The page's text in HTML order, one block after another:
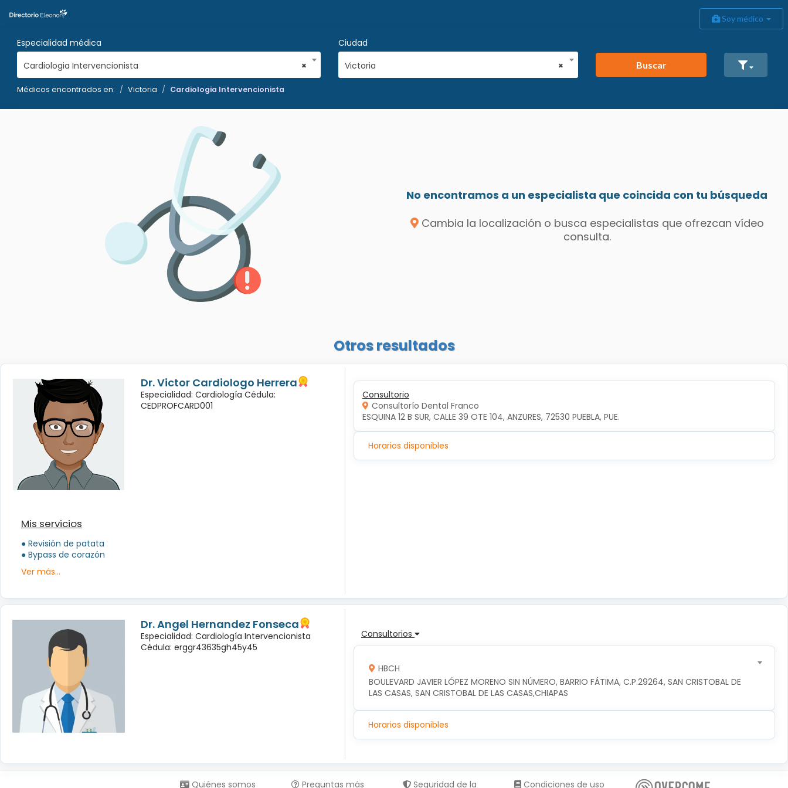
Soy médico
Especialidad médica
×
Cardiologia Intervencionista
Ciudad
×
Victoria Buscar
Médicos encontrados en: Victoria Cardiologia Intervencionista
No encontramos a un especialista que coincida con tu búsqueda
Cambia la localización o busca especialistas que ofrezcan vídeo
consulta.
Otros resultados
Dr. Victor Cardiologo Herrera
Especialidad: Cardiología Cédula:
CEDPROFCARD001
Mis servicios
● Revisión de patata
● Bypass de corazón
Ver más...
Consultorio
Consultorío Dental Franco
ESQUINA 12 B SUR, CALLE 39 OTE 104, ANZURES, 72530 PUEBLA, PUE.
Horarios disponibles
Dr. Angel Hernandez Fonseca
Especialidad: Cardiología Intervencionista
Cédula: erggr43635gh45y45
Consultorios
HBCH
BOULEVARD JAVIER LÓPEZ MORENO SIN NÚMERO, BARRIO FÁTIMA, C.P.29264, SAN CRISTOBAL DE
LAS CASAS, SAN CRISTOBAL DE LAS CASAS,CHIAPAS
Horarios disponibles
Quiénes somos Preguntas más Seguridad de la Condiciones de uso